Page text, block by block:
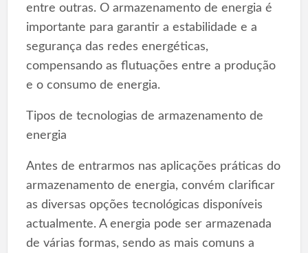
entre outras. O armazenamento de energia é
importante para garantir a estabilidade e a
segurança das redes energéticas,
compensando as flutuações entre a produção
e o consumo de energia.
Tipos de tecnologias de armazenamento de
energia
Antes de entrarmos nas aplicações práticas do
armazenamento de energia, convém clarificar
as diversas opções tecnológicas disponíveis
actualmente. A energia pode ser armazenada
de várias formas, sendo as mais comuns a